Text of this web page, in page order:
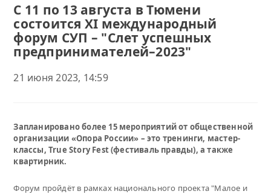
С 11 по 13 августа в Тюмени
состоится XI международный
форум СУП – "Слет успешных
предпринимателей–2023"
21 июня 2023, 14:59
Запланировано более 15 мероприятий от общественной
организации «Опора России» – это тренинги, мастер-
классы, True Story Fest (фестиваль правды), а также
квартирник.
Форум пройдёт в рамках национального проекта "Малое и